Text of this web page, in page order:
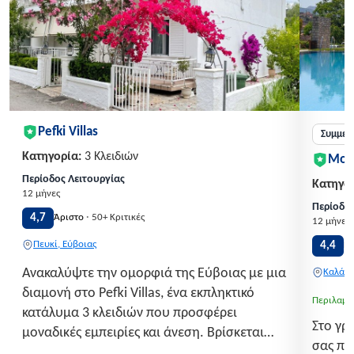
Pefki Villas
Κατηγορία: 3 Κλειδιών
Περίοδος Λειτουργίας
12 μήνες
4,7 Άριστο · 50+ Κριτικές
Πευκί, Εύβοιας
Ανακαλύψτε την ομορφιά της Εύβοιας με μια
διαμονή στο Pefki Villas, ένα εκπληκτικό
κατάλυμα 3 κλειδιών που προσφέρει
μοναδικές εμπειρίες και άνεση. Βρίσκεται
12 μήνες
4,4
Στο
σας